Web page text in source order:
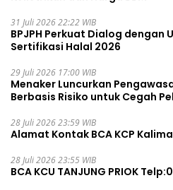
31 Juli 2026 22:22 WIB
BPJPH Perkuat Dialog dengan
Sertifikasi Halal 2026
29 Juli 2026 17:00 WIB
Menaker Luncurkan
Berbasis Risiko untuk Cegah
28 Juli 2026 23:59 WIB
Alamat Kontak BCA KCP
28 Juli 2026 23:55 WIB
BCA KCU TANJUNG PRIOK